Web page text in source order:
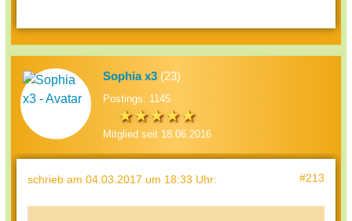
Sophia x3 (23)
Postings: 1145
Mitglied seit 18.06.2016
schrieb am 04.03.2017 um 18:33 Uhr: #213